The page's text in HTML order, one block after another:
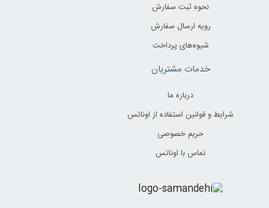
نحوه ثبت سفارش
رویه ارسال سفارش
شیوه‌های پرداخت
خدمات مشتریان
درباره ما
شرایط و قوانین استفاده از اوناتس
حریم خصوصی
تماس با اوناتس